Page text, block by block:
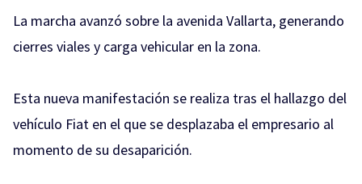
La marcha avanzó sobre la avenida Vallarta, generando
cierres viales y carga vehicular en la zona.
Esta nueva manifestación se realiza tras el hallazgo del
vehículo Fiat en el que se desplazaba el empresario al
momento de su desaparición.